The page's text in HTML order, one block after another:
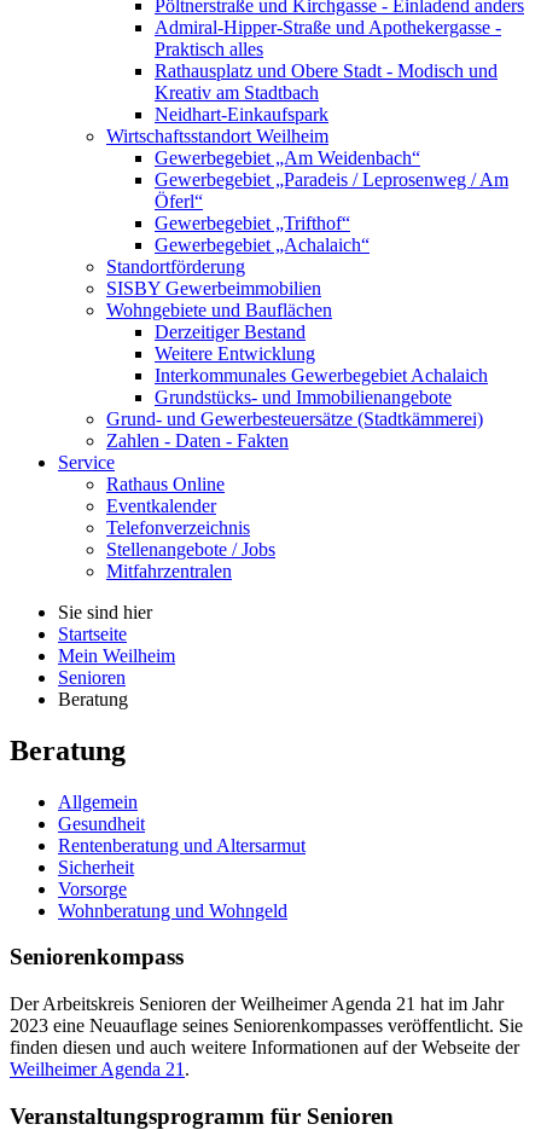
Pöltnerstraße und Kirchgasse - Einladend anders
Admiral-Hipper-Straße und Apothekergasse -
Praktisch alles
Rathausplatz und Obere Stadt - Modisch und
Kreativ am Stadtbach
Neidhart-Einkaufspark
Wirtschaftsstandort Weilheim
Gewerbegebiet „Am Weidenbach“
Gewerbegebiet „Paradeis / Leprosenweg / Am
Öferl“
Gewerbegebiet „Trifthof“
Gewerbegebiet „Achalaich“
Standortförderung
SISBY Gewerbeimmobilien
Wohngebiete und Bauflächen
Derzeitiger Bestand
Weitere Entwicklung
Interkommunales Gewerbegebiet Achalaich
Grundstücks- und Immobilienangebote
Grund- und Gewerbesteuersätze (Stadtkämmerei)
Zahlen - Daten - Fakten
Service
Rathaus Online
Eventkalender
Telefonverzeichnis
Stellenangebote / Jobs
Mitfahrzentralen
Sie sind hier
Startseite
Mein Weilheim
Senioren
Beratung
Beratung
Allgemein
Gesundheit
Rentenberatung und Altersarmut
Sicherheit
Vorsorge
Wohnberatung und Wohngeld
Seniorenkompass
Der Arbeitskreis Senioren der Weilheimer Agenda 21 hat im Jahr
2023 eine Neuauflage seines Seniorenkompasses veröffentlicht. Sie
finden diesen und auch weitere Informationen auf der Webseite der
Weilheimer Agenda 21 .
Veranstaltungsprogramm für Senioren